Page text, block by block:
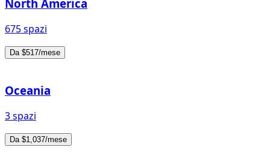
North America
675 spazi
Da $517/mese
Oceania
3 spazi
Da $1,037/mese